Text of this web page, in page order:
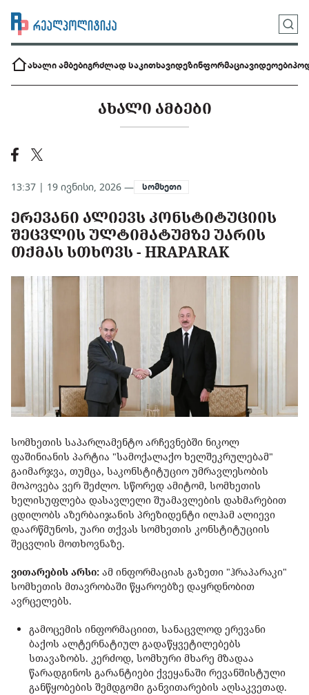
ახალი ამბებიგრძლად საკითხავიდეზინფორმაციავიდეოები
ᲐᲮᲐᲚᲘ ᲐᲛᲑᲔᲑᲘ
13:37 | 19 ივნისი, 2026 — სომხეთი
ᲔᲠᲔᲕᲐᲜᲘ ᲐᲚᲘᲔᲕᲡ ᲙᲝᲜᲡᲢᲘᲢᲣᲪᲘᲘᲡ
ᲨᲔᲪᲕᲚᲘᲡ ᲣᲚᲢᲘᲛᲐᲢᲣᲛᲖᲔ ᲣᲐᲠᲘᲡ
ᲗᲥᲛᲐᲡ ᲡᲗᲮᲝᲕᲡ - HRAPARAK
სომხეთის საპარლამენტო არჩევნებში ნიკოლ
ფაშინიანის პარტია "სამოქალაქო ხელშეკრულებამ"
გაიმარჯვა, თუმცა, საკონსტიტუციო უმრავლესობის
მოპოვება ვერ შეძლო. სწორედ ამიტომ, სომხეთის
ხელისუფლება დასავლელი შუამავლების დახმარებით
ცდილობს აზერბაიჯანის პრეზიდენტი ილჰამ ალიევი
დაარწმუნოს, უარი თქვას სომხეთის კონსტიტუციის
შეცვლის მოთხოვნაზე.
ვითარების არსი: ამ ინფორმაციას გაზეთი "ჰრაპარაკი"
სომხეთის მთავრობაში წყაროებზე დაყრდნობით
ავრცელებს.
გამოცემის ინფორმაციით, სანაცვლოდ ერევანი
ბაქოს ალტერნატიულ გადაწყვეტილებებს
სთავაზობს. კერძოდ, სომხური მხარე მზადაა
წარადგინოს გარანტიები ქვეყანაში რევანშისტული
განწყობების შემდგომი განვითარების აღსაკვეთად.